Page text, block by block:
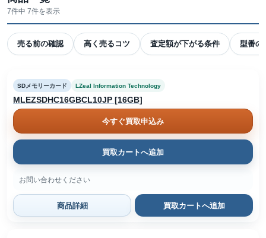
7件中 7件を表示
売る前の確認 高く売るコツ 査定額が下がる条件 型番の
SDメモリーカード LZeal Information Technology
MLEZSDHC16GBCL10JP [16GB]
今すぐ買取申込み
買取カートへ追加
お問い合わせください
商品詳細 買取カートへ追加